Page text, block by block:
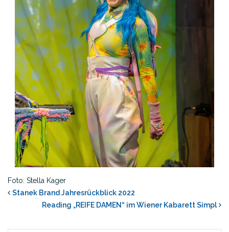
Foto: Stella Kager
Stanek Brand Jahresrückblick 2022
Reading „REIFE DAMEN“ im Wiener Kabarett Simpl